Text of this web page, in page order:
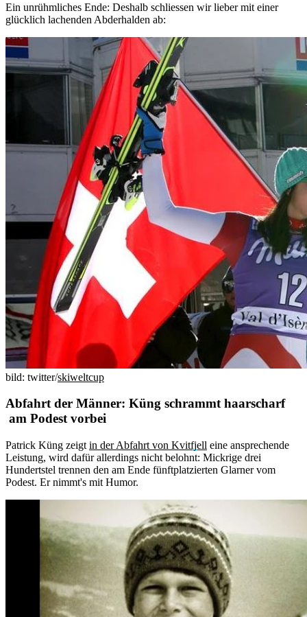
Ein unrühmliches Ende: Deshalb schliessen wir lieber mit einer
glücklich lachenden Abderhalden ab:
bild: twitter/skiweltcup
Abfahrt der Männer: Küng schrammt haarscharf
am Podest vorbei
Patrick Küng zeigt in der Abfahrt von Kvitfjell eine ansprechende
Leistung, wird dafür allerdings nicht belohnt: Mickrige drei
Hundertstel trennen den am Ende fünftplatzierten Glarner vom
Podest. Er nimmt's mit Humor.